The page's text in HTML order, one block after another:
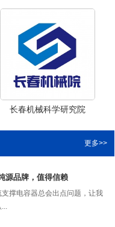
长春机械科学研究院
更多>>
源品牌，值得信赖
支撑电容器总会出点问题，让我
...